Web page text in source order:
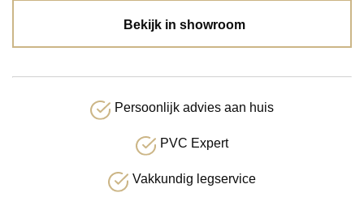
Bekijk in showroom
Persoonlijk advies aan huis
PVC Expert
Vakkundig legservice